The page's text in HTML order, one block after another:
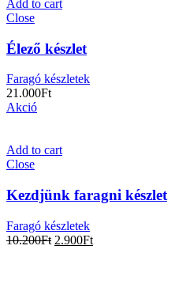
Add to cart
Close
Élező készlet
Faragó készletek
21.000Ft
Akció
Add to cart
Close
Kezdjünk faragni készlet
Faragó készletek
10.200Ft 2.900Ft